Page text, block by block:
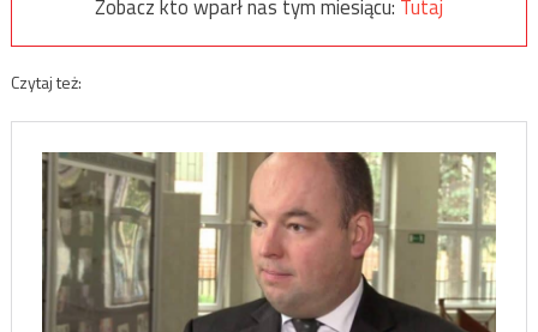
Zobacz kto wparł nas tym miesiącu: Tutaj
Czytaj też: